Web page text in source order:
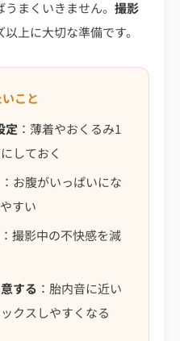
まくいきません。 撮影
以上に大切な準備です。
こと
定 ：薄着やおくるみ1
しておく
：お腹がいっぱいにな
すい
：撮影中の不快感を減
する ：胎内音に近い
クスしやすくなる